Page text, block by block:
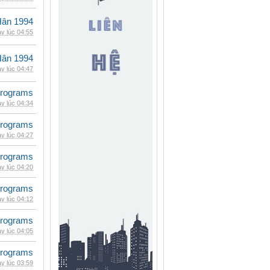
1994
lúc 04:55
1994
lúc 04:47
lúc 04:34
lúc 04:27
lúc 04:20
lúc 04:12
lúc 04:05
lúc 03:59